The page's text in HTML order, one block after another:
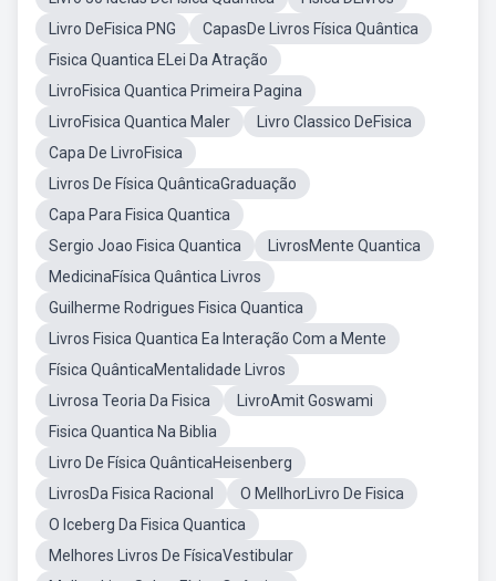
Livro DeFisica PNG
CapasDe Livros Física Quântica
Fisica Quantica ELei Da Atração
LivroFisica Quantica Primeira Pagina
LivroFisica Quantica Maler
Livro Classico DeFisica
Capa De LivroFisica
Livros De Física QuânticaGraduação
Capa Para Fisica Quantica
Sergio Joao Fisica Quantica
LivrosMente Quantica
MedicinaFísica Quântica Livros
Guilherme Rodrigues Fisica Quantica
Livros Fisica Quantica Ea Interação Com a Mente
Física QuânticaMentalidade Livros
Livrosa Teoria Da Fisica
LivroAmit Goswami
Fisica Quantica Na Biblia
Livro De Física QuânticaHeisenberg
LivrosDa Fisica Racional
O MellhorLivro De Fisica
O Iceberg Da Fisica Quantica
Melhores Livros De FísicaVestibular